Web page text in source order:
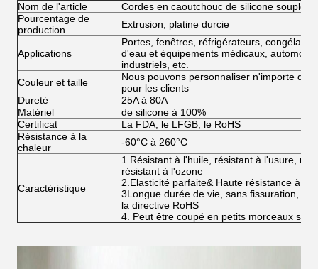
Nom de l'article
Cordes en caoutchouc de silicone souple
Pourcentage de
production
Extrusion, platine durcie
Applications
Portes, fenêtres, réfrigérateurs,
d'eau et équipements médicaux,
industriels, etc.
Couleur et taille
Nous pouvons personnaliser n'importe
pour les clients
Dureté
25A à 80A
Matériel
de silicone à 100%
Certificat
La FDA, le LFGB, le RoHS
Résistance à la
chaleur
-60°C à 260°C
Caractéristique
1.Résistant à l'huile, résistant à l'usure,
résistant à l'ozone
2.Elasticité parfaite& Haute résistance à la
3Longue durée de vie, sans fissuration,
la directive RoHS
4. Peut être coupé en petits morceaux